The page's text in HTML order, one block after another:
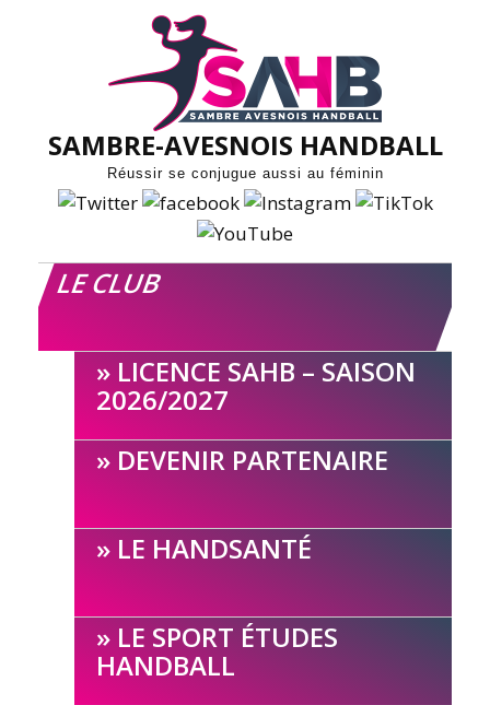
SAMBRE-AVESNOIS HANDBALL
Réussir se conjugue aussi au féminin
LE CLUB
LICENCE SAHB – SAISON
2026/2027
DEVENIR PARTENAIRE
LE HANDSANTÉ
LE SPORT ÉTUDES
HANDBALL